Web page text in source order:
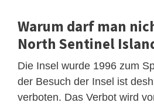
Warum darf man
North Sentinel
Die Insel wurde 1996 zum
der Besuch der Insel ist
verboten. Das Verbot wird